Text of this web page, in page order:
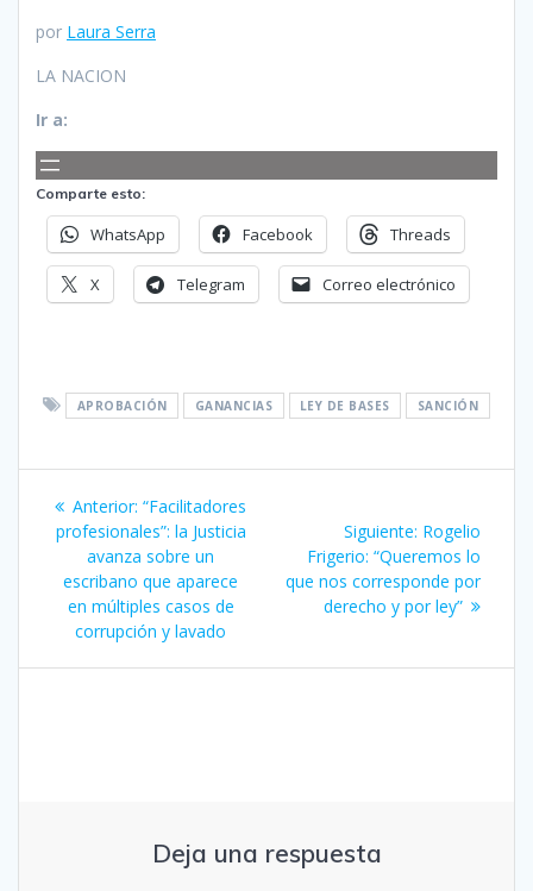
por Laura Serra
LA NACION
Ir a:
Comparte esto:
WhatsApp Facebook Threads
X Telegram Correo electrónico
APROBACIÓN GANANCIAS LEY DE BASES SANCIÓN
Navegación
de
entradas
Anterior: Entrada
anterior:
“Facilitadores
profesionales”: la Justicia
avanza sobre un
escribano que aparece
en múltiples casos de
corrupción y lavado
Siguiente: Siguiente
entrada:
Rogelio
Frigerio: “Queremos lo
que nos corresponde por
derecho y por ley”
Deja una respuesta